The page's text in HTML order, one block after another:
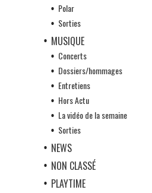
Polar
Sorties
MUSIQUE
Concerts
Dossiers/hommages
Entretiens
Hors Actu
La vidéo de la semaine
Sorties
NEWS
NON CLASSÉ
PLAYTIME